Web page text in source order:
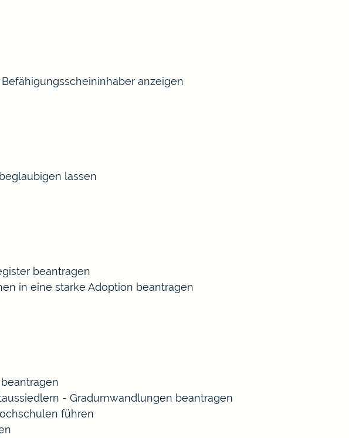
anzeigen
lassen
beantragen
in eine starke Adoption beantragen
- Gradumwandlungen beantragen
führen